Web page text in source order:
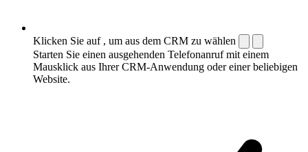
Klicken Sie auf , um aus dem CRM zu wählen
Starten Sie einen ausgehenden Telefonanruf mit einem
Mausklick aus Ihrer CRM-Anwendung oder einer beliebigen
Website.